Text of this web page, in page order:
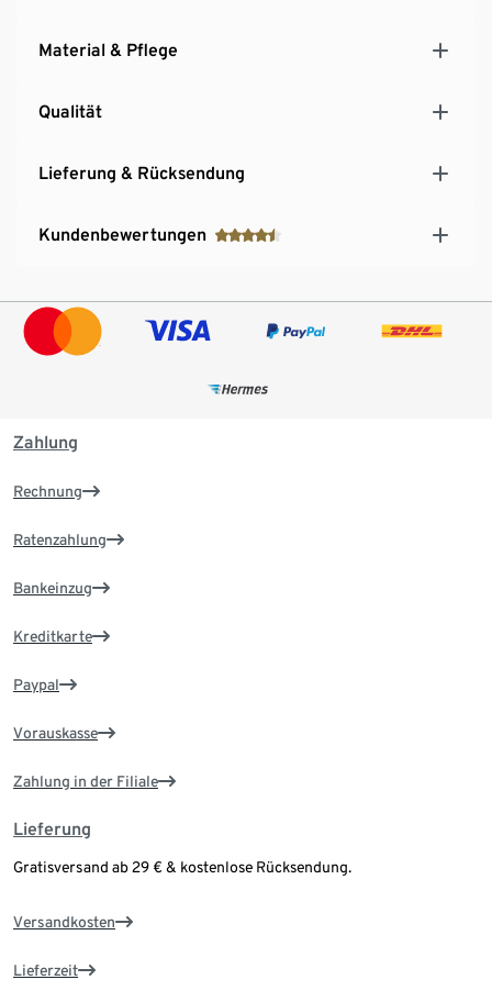
Material & Pflege
Qualität
Lieferung & Rücksendung
Kundenbewertungen
Zahlung
Rechnung
Ratenzahlung
Bankeinzug
Kreditkarte
Paypal
Vorauskasse
Zahlung in der Filiale
Lieferung
Gratisversand ab 29 € & kostenlose Rücksendung.
Versandkosten
Lieferzeit